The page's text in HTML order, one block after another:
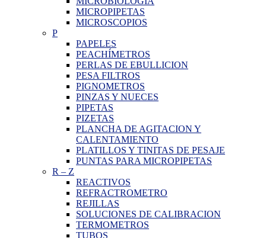
MICROPIPETAS
MICROSCOPIOS
P
PAPELES
PEACHÍMETROS
PERLAS DE EBULLICION
PESA FILTROS
PIGNOMETROS
PINZAS Y NUECES
PIPETAS
PIZETAS
PLANCHA DE AGITACION Y
CALENTAMIENTO
PLATILLOS Y TINITAS DE PESAJE
PUNTAS PARA MICROPIPETAS
R – Z
REACTIVOS
REFRACTROMETRO
REJILLAS
SOLUCIONES DE CALIBRACION
TERMOMETROS
TUBOS